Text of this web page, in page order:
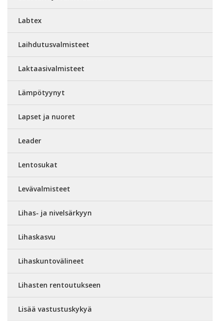
Labtex
Laihdutusvalmisteet
Laktaasivalmisteet
Lämpötyynyt
Lapset ja nuoret
Leader
Lentosukat
Levävalmisteet
Lihas- ja nivelsärkyyn
Lihaskasvu
Lihaskuntovälineet
Lihasten rentoutukseen
Lisää vastustuskykyä